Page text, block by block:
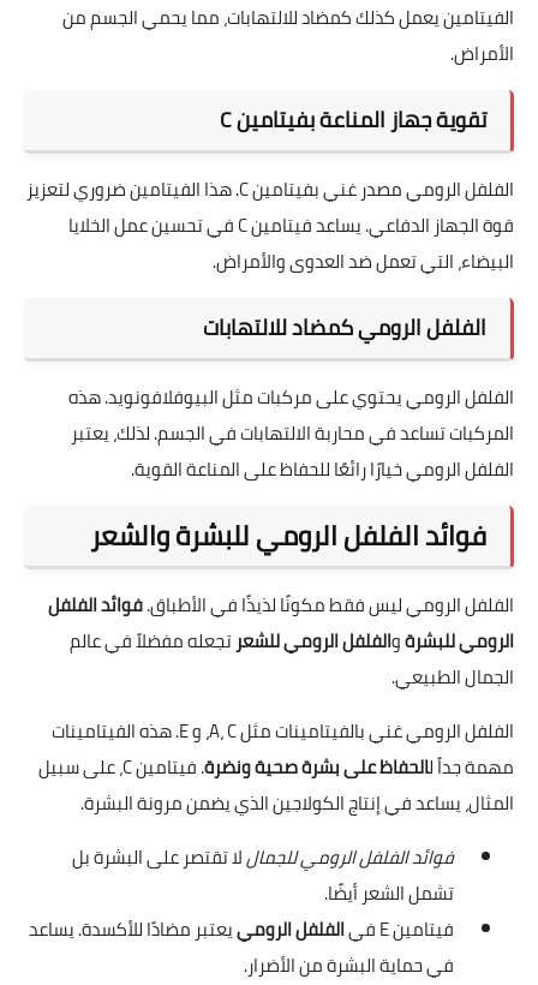
الفيتامين يعمل كذلك كمضاد للالتهابات، مما يحمي الجسم من
الأمراض.
تقوية جهاز المناعة بفيتامين C
الفلفل الرومي مصدر غني بفيتامين C. هذا الفيتامين ضروري لتعزيز
قوة الجهاز الدفاعي. يساعد فيتامين C في تحسين عمل الخلايا
البيضاء، التي تعمل ضد العدوى والأمراض.
الفلفل الرومي كمضاد للالتهابات
الفلفل الرومي يحتوي على مركبات مثل البيوفلافونويد. هذه
المركبات تساعد في محاربة الالتهابات في الجسم. لذلك، يعتبر
الفلفل الرومي خيارًا رائعًا للحفاظ على المناعة القوية.
فوائد الفلفل الرومي للبشرة والشعر
الفلفل الرومي ليس فقط مكونًا لذيذًا في الأطباق.فوائد الفلفل
الرومي للبشرةوالفلفل الرومي للشعرتجعله مفضلاً في عالم
الجمال الطبيعي.
الفلفل الرومي غني بالفيتامينات مثل A، C، و E. هذه الفيتامينات
مهمة جداً لالحفاظ على بشرة صحية ونضرة
. فيتامين C، على سبيل
المثال، يساعد في إنتاج الكولاجين الذي يضمن مرونة البشرة.
فوائد الفلفل الرومي للجماللا تقتصر على البشرة بل
تشمل الشعر أيضًا.
فيتامين E في
الفلفل الرومييعتبر مضادًا للأكسدة. يساعد
في حماية البشرة من الأضرار.